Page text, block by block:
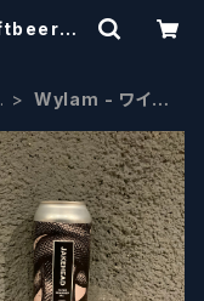
Wylam - ワイラ